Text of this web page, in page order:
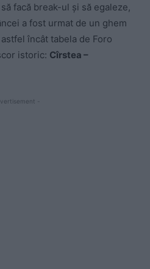
facă break-ul și să egaleze,
a fost urmat de un ghem
încât tabela de Foro
istoric: Cîrstea –
-